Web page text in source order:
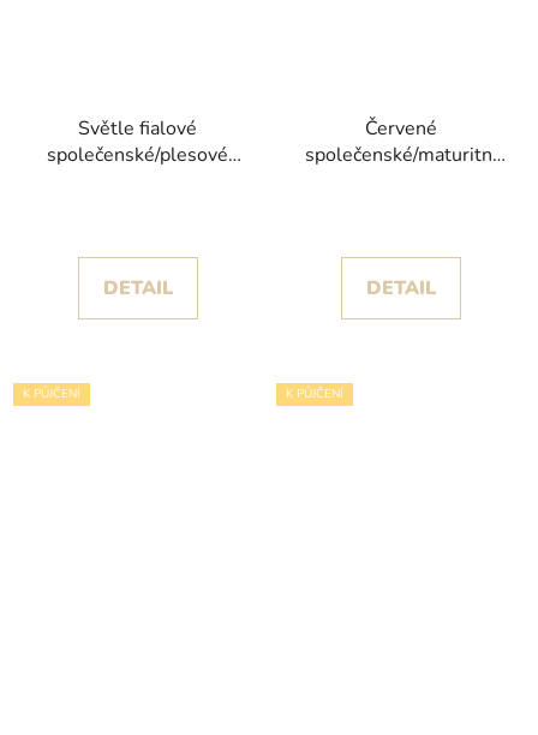
Světle fialové
společenské/plesové
DETAIL
Červené
společenské/maturitní
DETAIL
K PŮJČENÍ K PŮJČENÍ